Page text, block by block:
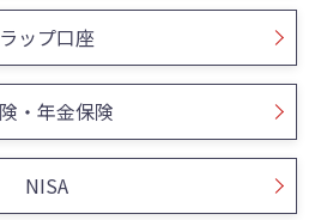
ラップ口座
・年金保険
NISA